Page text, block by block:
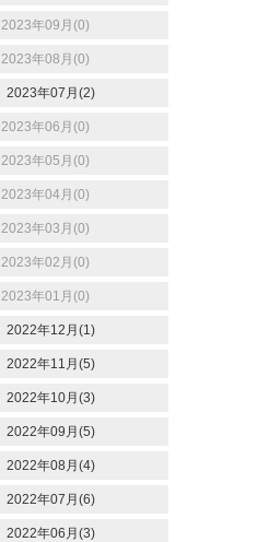
2023年09月(0)
2023年08月(0)
2023年07月(2)
2023年06月(0)
2023年05月(0)
2023年04月(0)
2023年03月(0)
2023年02月(0)
2023年01月(0)
2022年12月(1)
2022年11月(5)
2022年10月(3)
2022年09月(5)
2022年08月(4)
2022年07月(6)
2022年06月(3)